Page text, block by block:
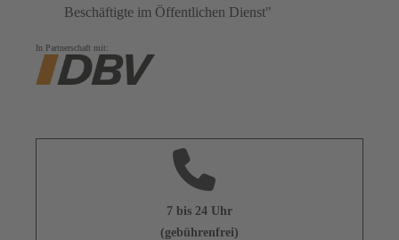
Beschäftigte im Öffentlichen Dienst"
In Partnerschaft mit:
7 bis 24 Uhr
(gebührenfrei)